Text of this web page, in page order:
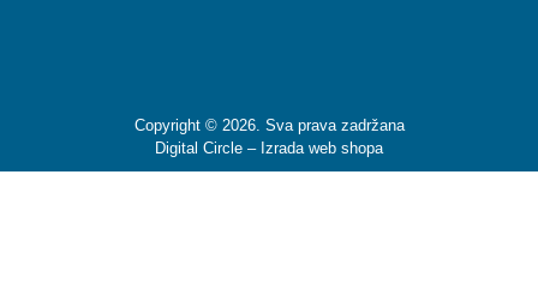
Copyright © 2026. Sva prava zadržana
Digital Circle – Izrada web shopa